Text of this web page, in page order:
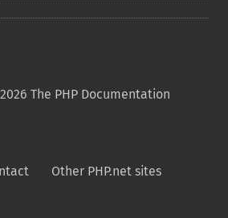
The PHP Documentation
Other PHP.net sites